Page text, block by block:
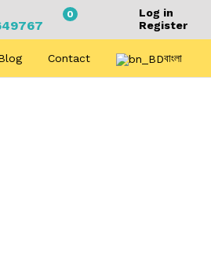
0
Log in
Register
Contact বাংলা